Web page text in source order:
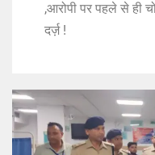
,आरोपी पर पहले से ही
दर्ज़ !